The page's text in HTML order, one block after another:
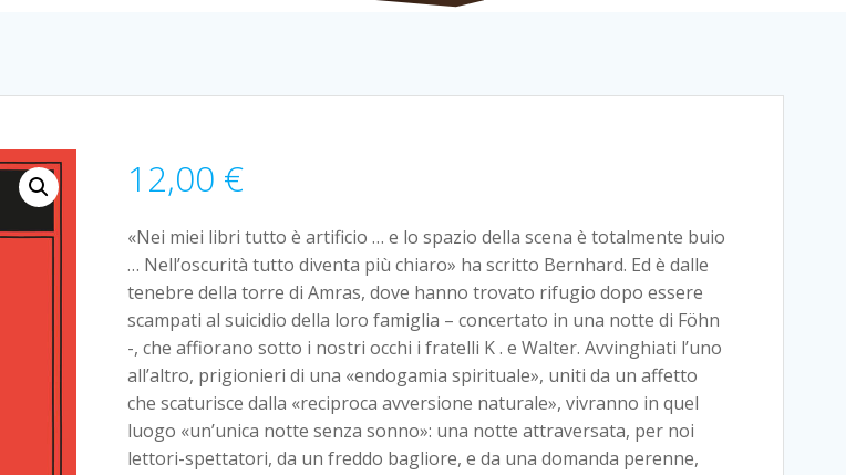
12,00 €
«Nei miei libri tutto è artificio … e lo spazio della scena è totalmente buio
… Nell’oscurità tutto diventa più chiaro» ha scritto Bernhard. Ed è dalle
tenebre della torre di Amras, dove hanno trovato rifugio dopo essere
scampati al suicidio della loro famiglia – concertato in una notte di Föhn
-, che affiorano sotto i nostri occhi i fratelli K . e Walter. Avvinghiati l’uno
all’altro, prigionieri di una «endogamia spirituale», uniti da un affetto
che scaturisce dalla «reciproca avversione naturale», vivranno in quel
luogo «un’unica notte senza sonno»: una notte attraversata, per noi
lettori-spettatori, da un freddo bagliore, e da una domanda perenne,